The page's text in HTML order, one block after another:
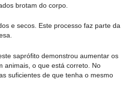
brotam do corpo.
e secos. Este processo faz parte da
saprófito demonstrou aumentar os
animais, o que está correto. No
suficientes de que tenha o mesmo